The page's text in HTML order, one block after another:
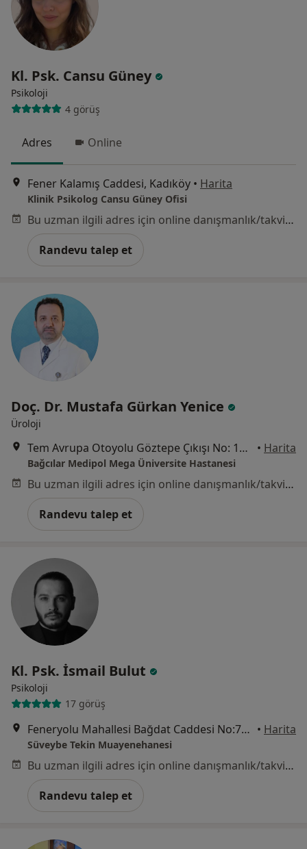
Kl. Psk. Cansu Güney
Psikoloji
4 görüş
Adres Online
Fener Kalamış Caddesi, Kadıköy • Harita
Klinik Psikolog Cansu Güney Ofisi
Bu uzman ilgili adres için online danışmanlık/takvim sunmuyor.
Randevu talep et
Doç. Dr. Mustafa Gürkan Yenice
Üroloji
Tem Avrupa Otoyolu Göztepe Çıkışı No: 1Bağcılar, İstanbul • Harita
Bağcılar Medipol Mega Üniversite Hastanesi
Bu uzman ilgili adres için online danışmanlık/takvim sunmuyor.
Randevu talep et
Kl. Psk. İsmail Bulut
Psikoloji
17 görüş
Feneryolu Mahallesi Bağdat Caddesi No:73/1, Kadıköy • Harita
Süveybe Tekin Muayenehanesi
Bu uzman ilgili adres için online danışmanlık/takvim sunmuyor.
Randevu talep et